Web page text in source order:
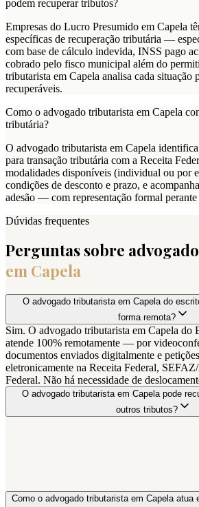
podem recuperar tributos?
Empresas do Lucro Presumido em Capela
específicas de recuperação tributária —
com base de cálculo indevida, INSS pago
cobrado pelo fisco municipal além do
tributarista em Capela analisa cada situação
recuperáveis.
Como o advogado tributarista em Capela
tributária?
O advogado tributarista em Capela
para transação tributária com a Receita
modalidades disponíveis (individual ou por
condições de desconto e prazo, e
adesão — com representação formal perante
Dúvidas frequentes
Perguntas sobre
em Capela
O advogado tributarista em Capela do
forma remota?
Sim. O advogado tributarista em Capela do
atende 100% remotamente — por
documentos enviados digitalmente e
eletronicamente na Receita Federal,
Federal. Não há necessidade de
O advogado tributarista em Capela pode
outros tributos?
Como o advogado tributarista em Capela atua